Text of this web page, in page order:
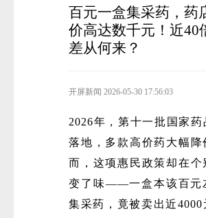
百元一盒集采药，药
价高达数千元！近40
差从何来？
开屏新闻 2026-05-30 17:56:03
2026年，第十一批国家药
落地，多款高价药大幅降
而，这项惠民政策却在个
变了味——一盒本该百元
集采药，竟被卖出近4000